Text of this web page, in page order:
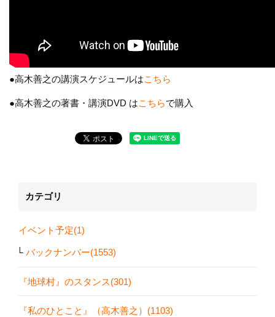
●高木善之の講演スケジュールはこちら
●高木善之の著書・講演DVD はこちらで購入
カテゴリ
イベント予定(1)
バックナンバー(1553)
『地球村』のスタンス(301)
『私のひとこと』（高木善之）(1103)